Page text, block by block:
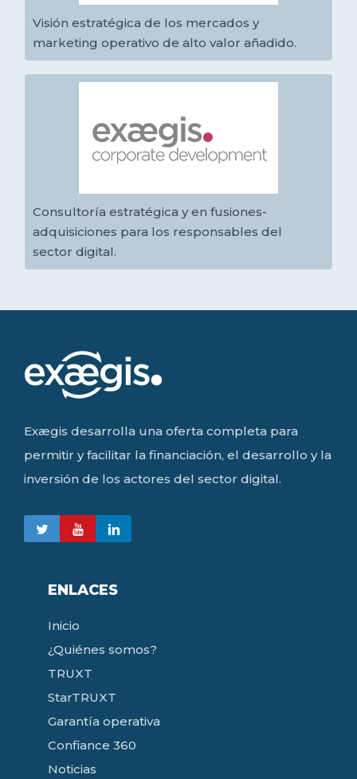
Visión estratégica de los mercados y
marketing operativo de alto valor añadido.
Consultoría estratégica y en fusiones-
adquisiciones para los responsables del
sector digital.
Exægis desarrolla una oferta completa para
permitir y facilitar la financiación, el desarrollo y la
inversión de los actores del sector digital.
ENLACES
Inicio
¿Quiénes somos?
TRUXT
StarTRUXT
Garantía operativa
Confiance 360
Noticias